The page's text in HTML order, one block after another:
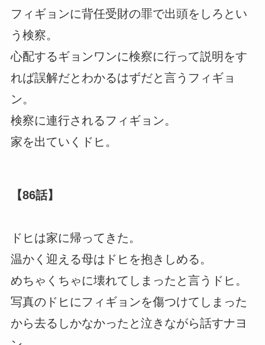
フィギョンに背任受財の罪で出頭をしろとい
う検察。
心配するギョンワンに検察に行って説明をす
れば誤解だとわかるはずだと言うフィギョ
ン。
検察に連行されるフィギョン。
家を出ていくドヒ。
【86話】
ドヒは家に帰ってきた。
温かく迎える母はドヒを抱きしめる。
めちゃくちゃに壊れてしまったと言うドヒ。
写真のドヒにフィギョンを傷つけてしまった
から去るしかなかったと泣きながら話すナヨ